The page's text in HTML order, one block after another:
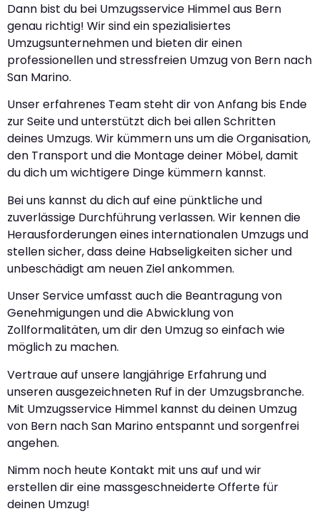
Dann bist du bei Umzugsservice Himmel aus Bern
genau richtig! Wir sind ein spezialisiertes
Umzugsunternehmen und bieten dir einen
professionellen und stressfreien Umzug von Bern nach
San Marino.
Unser erfahrenes Team steht dir von Anfang bis Ende
zur Seite und unterstützt dich bei allen Schritten
deines Umzugs. Wir kümmern uns um die Organisation,
den Transport und die Montage deiner Möbel, damit
du dich um wichtigere Dinge kümmern kannst.
Bei uns kannst du dich auf eine pünktliche und
zuverlässige Durchführung verlassen. Wir kennen die
Herausforderungen eines internationalen Umzugs und
stellen sicher, dass deine Habseligkeiten sicher und
unbeschädigt am neuen Ziel ankommen.
Unser Service umfasst auch die Beantragung von
Genehmigungen und die Abwicklung von
Zollformalitäten, um dir den Umzug so einfach wie
möglich zu machen.
Vertraue auf unsere langjährige Erfahrung und
unseren ausgezeichneten Ruf in der Umzugsbranche.
Mit Umzugsservice Himmel kannst du deinen Umzug
von Bern nach San Marino entspannt und sorgenfrei
angehen.
Nimm noch heute Kontakt mit uns auf und wir
erstellen dir eine massgeschneiderte Offerte für
deinen Umzug!